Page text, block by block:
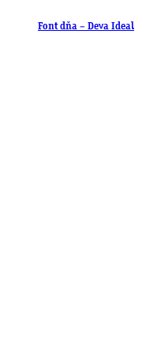
Font dňa – Deva Ideal